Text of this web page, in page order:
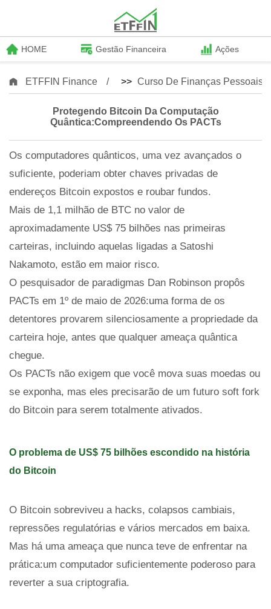
HOME Gestão Financeira Ações
ETFFIN Finance >> Curso De Finanças Pessoais
Protegendo Bitcoin Da Computação
Quântica:Compreendendo Os PACTs
Os computadores quânticos, uma vez avançados o
suficiente, poderiam obter chaves privadas de
endereços Bitcoin expostos e roubar fundos.
Mais de 1,1 milhão de BTC no valor de
aproximadamente US$ 75 bilhões nas primeiras
carteiras, incluindo aquelas ligadas a Satoshi
Nakamoto, estão em maior risco.
O pesquisador de paradigmas Dan Robinson propôs
PACTs em 1º de maio de 2026:uma forma de os
detentores provarem silenciosamente a propriedade da
carteira hoje, antes que qualquer ameaça quântica
chegue.
Os PACTs não exigem que você mova suas moedas ou
se exponha, mas eles precisarão de um futuro soft fork
do Bitcoin para serem totalmente ativados.
O problema de US$ 75 bilhões escondido na história
do Bitcoin
O Bitcoin sobreviveu a hacks, colapsos cambiais,
repressões regulatórias e vários mercados em baixa.
Mas há uma ameaça que nunca teve de enfrentar na
prática:um computador suficientemente poderoso para
reverter a sua criptografia.